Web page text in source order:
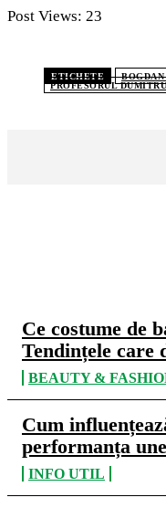
Ce costume de
Tendințele care
BEAUTY &
Cum
performanța
INFO UTIL
Post Views: 23
ETICHETE BOGDAN
PROFESORUL